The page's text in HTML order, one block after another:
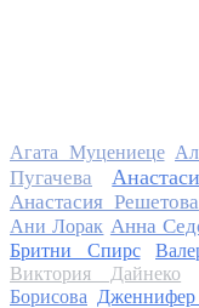
Агата Муцениеце
Пугачева
Анастасия Решетова
Ани Лорак Анна
Бритни Спирс
Виктория Дайнеко
Борисова